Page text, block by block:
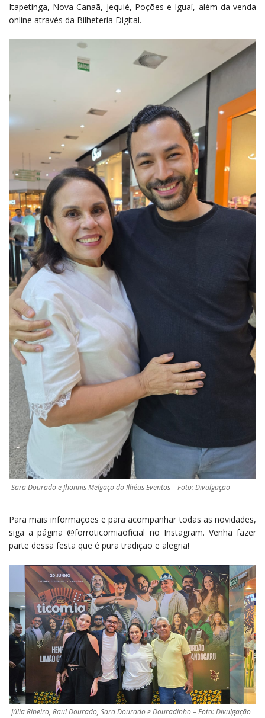
Itapetinga, Nova Canaã, Jequié, Poções e Iguaí, além da venda
online através da Bilheteria Digital.
Sara Dourado e Jhonnis Melgaço do Ilhéus Eventos – Foto: Divulgação
Para mais informações e para acompanhar todas as novidades,
siga a página @forroticomiaoficial no Instagram. Venha fazer
parte dessa festa que é pura tradição e alegria!
Júlia Ribeiro, Raul Dourado, Sara Dourado e Douradinho – Foto: Divulgação